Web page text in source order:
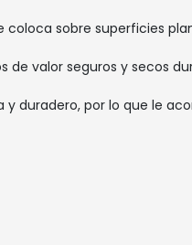
sobre superficies
valor seguros y secos
duradero, por lo que le